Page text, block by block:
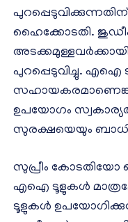
ഹൈക്കോടതി.
അടക്കമുള്ളവര്‍ക്കായി
പുറപ്പെടുവിച്ചു. എഐ
ഉപയോഗം
സുരക്ഷയെയും
സുപ്രീം കോടതിയോ
എഐ ടൂളുകള്‍
ടൂളുകള്‍